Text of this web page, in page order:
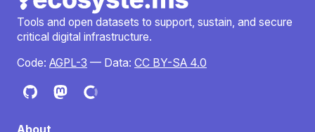
Tools and open datasets to support, sustain, and secure
critical digital infrastructure.
Code: AGPL-3 — Data: CC BY-SA 4.0